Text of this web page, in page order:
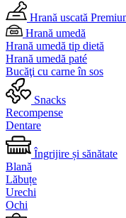
Hrană uscată
Hrană umedă
Hrană umedă tip dietă
Hrană umedă paté
Bucăţi cu carne în sos
Snacks
Recompense
Dentare
Îngrijire și sănătate
Blană
Lăbuțe
Urechi
Ochi